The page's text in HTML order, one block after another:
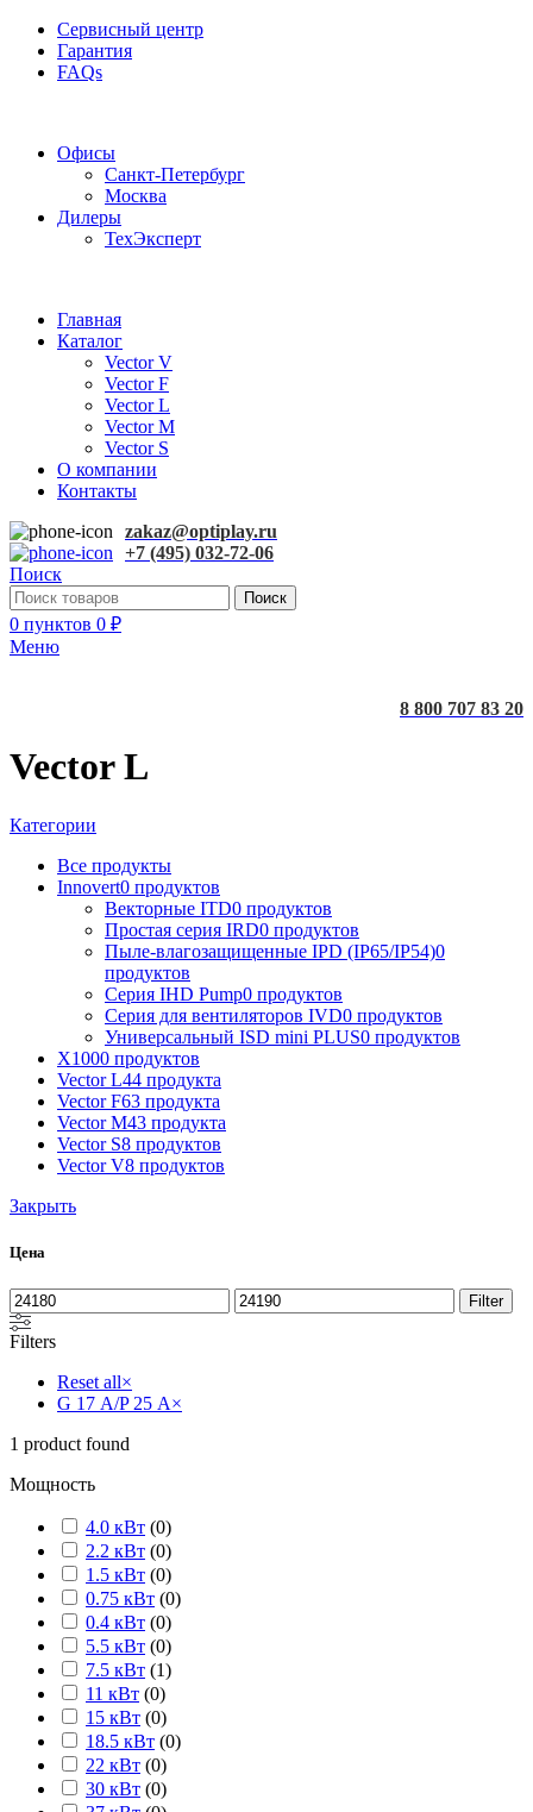
Сервисный центр
Гарантия
FAQs
Офисы
Санкт-Петербург
Москва
Дилеры
ТехЭксперт
Главная
Каталог
Vector V
Vector F
Vector L
Vector M
Vector S
О компании
Контакты
zakaz@optiplay.ru
+7 (495) 032-72-06
Поиск
Поиск
0 пунктов 0 ₽
Меню
8 800 707 83 20
Vector L
Категории
Все продукты
Innovert0 продуктов
Векторные ITD0 продуктов
Простая серия IRD0 продуктов
Пыле-влагозащищенные IPD (IP65/IP54)0
продуктов
Серия IHD Pump0 продуктов
Серия для вентиляторов IVD0 продуктов
Универсальный ISD mini PLUS0 продуктов
X1000 продуктов
Vector L44 продукта
Vector F63 продукта
Vector M43 продукта
Vector S8 продуктов
Vector V8 продуктов
Закрыть
Цена
Filter
Filters
Reset all×
G 17 А/P 25 А×
1 product found
Мощность
4.0 кВт (0)
2.2 кВт (0)
1.5 кВт (0)
0.75 кВт (0)
0.4 кВт (0)
5.5 кВт (0)
7.5 кВт (1)
11 кВт (0)
15 кВт (0)
18.5 кВт (0)
22 кВт (0)
30 кВт (0)